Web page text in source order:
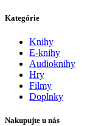
Kategórie
Knihy
E-knihy
Audioknihy
Hry
Filmy
Doplnky
Nakupujte u nás